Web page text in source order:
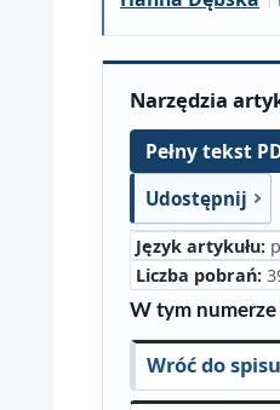
09-
20
Narzędzia
Pełny tekst
Udostępnij
Język artykułu:
Liczba pobrań:
W tym numerze
Wróć do